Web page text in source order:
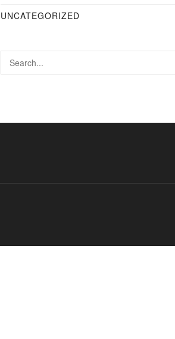
UNCATEGORIZED